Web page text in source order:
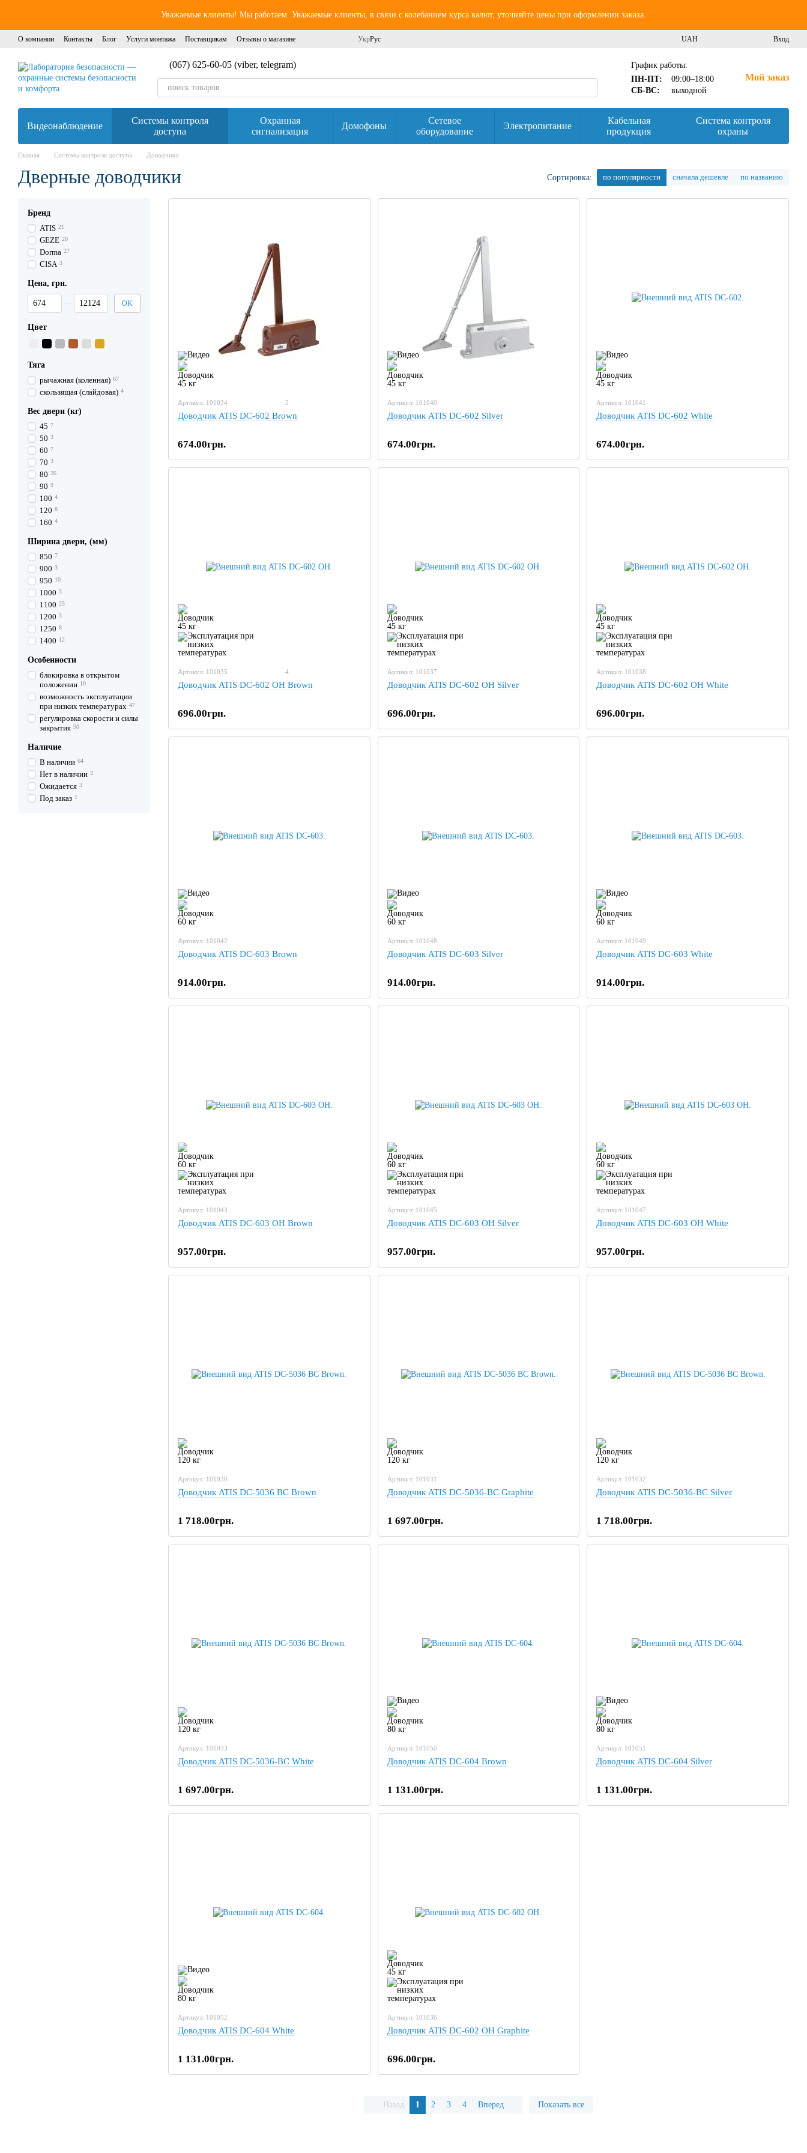
Уважаемые клиенты! Мы работаем. Уважаемые клиенты, в связи с колебанием курса валют, уточняйте цены при оформлении заказа.
О компании Контакты Блог Услуги монтажа Поставщикам Отзывы о магазине УкрРус UAH Вход
(067) 625-60-05 (viber, telegram)
График работы:
ПН-ПТ:
09:00–18:00
СБ-ВС:
выходной
Мой заказ
Видеонаблюдение
Системы контроля
доступа
Охранная
сигнализация
Домофоны
Сетевое
оборудование
Электропитание
Кабельная
продукция
Система контроля
охраны
Главная Системы контроля доступа Доводчики
Дверные доводчики Сортировка: по популярности сначала дешевле по названию
Артикул: 101034 5
Доводчик ATIS DC-602 Brown
674.00грн.
Артикул: 101040
Доводчик ATIS DC-602 Silver
674.00грн.
Артикул: 101041
Доводчик ATIS DC-602 White
674.00грн.
Артикул: 101035 4
Доводчик ATIS DC-602 OH Brown
696.00грн.
Артикул: 101037
Доводчик ATIS DC-602 OH Silver
696.00грн.
Артикул: 101038
Доводчик ATIS DC-602 OH White
696.00грн.
Артикул: 101042
Доводчик ATIS DC-603 Brown
914.00грн.
Артикул: 101048
Доводчик ATIS DC-603 Silver
914.00грн.
Артикул: 101049
Доводчик ATIS DC-603 White
914.00грн.
Артикул: 101043
Доводчик ATIS DC-603 OH Brown
957.00грн.
Артикул: 101045
Доводчик ATIS DC-603 OH Silver
957.00грн.
Артикул: 101047
Доводчик ATIS DC-603 OH White
957.00грн.
Артикул: 101030
Доводчик ATIS DC-5036 BC Brown
1 718.00грн.
Артикул: 101031
Доводчик ATIS DC-5036-BC Graphite
1 697.00грн.
Артикул: 101032
Доводчик ATIS DC-5036-BC Silver
1 718.00грн.
Артикул: 101033
Доводчик ATIS DC-5036-BC White
1 697.00грн.
Артикул: 101050
Доводчик ATIS DC-604 Brown
1 131.00грн.
Артикул: 101051
Доводчик ATIS DC-604 Silver
1 131.00грн.
Артикул: 101052
Доводчик ATIS DC-604 White
1 131.00грн.
Артикул: 101036
Доводчик ATIS DC-602 OH Graphite
696.00грн.
Назад 1 2 3 4 Вперед Показать все
Бренд
ATIS 21
GEZE 20
Dorma 27
CISA 3
Цена, грн.
От Цена, грн.
До Цена, грн.
OK
Цвет
Тяга
рычажная (коленная) 67
скользящая (слайдовая) 4
Вес двери (кг)
45 7
50 3
60 7
70 3
80 26
90 9
100 4
120 8
160 4
Ширина двери, (мм)
850 7
900 3
950 10
1000 3
1100 25
1200 3
1250 8
1400 12
Особенности
блокировка в открытом
положении 10
возможность эксплуатации
при низких температурах 47
регулировка скорости и силы
закрытия 50
Наличие
В наличии 64
Нет в наличии 3
Ожидается 3
Под заказ 1